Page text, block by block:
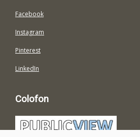
Facebook
Instagram
Pinterest
LinkedIn
Colofon